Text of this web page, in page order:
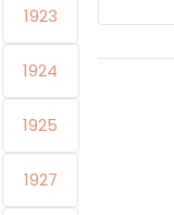
1923
1924
1925
1927